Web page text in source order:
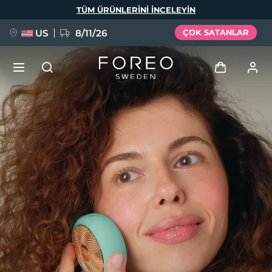
TÜM ÜRÜNLERINI INCELEYIN
US 8/11/26 ÇOK SATANLAR
Giriş
Kullanici profi̇li̇
Cihazlarım
Siparişlerim
Adresim
Aboneliklerim
YENİ
FAQ™ Pure Beauty-Tech Elixir
BREAKING NEWS
issa™ Teeth Whitening Set
Dil Seçimi
English Deutsch
Español
Français
Italiano
Português
Polski
Svenska
Русский
Türkçe
简体中文 繁體中文